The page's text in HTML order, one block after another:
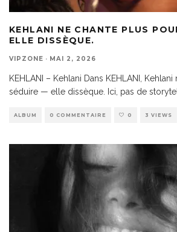
KEHLANI NE CHANTE PLUS
ELLE DISSÈQUE.
VIPZONE · MAI 2, 2026
KEHLANI – Kehlani Dans KEHLANI,
séduire — elle dissèque. Ici, pas de
ALBUM 0 COMMENTAIRE 0 3 VIEWS